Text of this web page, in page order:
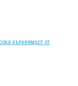
кълняемост от